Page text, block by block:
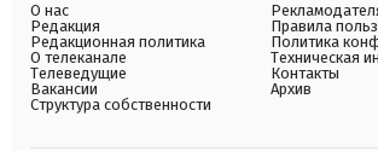
О нас
Редакция
Редакционная политика
О телеканале
Телеведущие
Вакансии
Структура собственности
Правила
Политика
Техническая
Контакты
Архив